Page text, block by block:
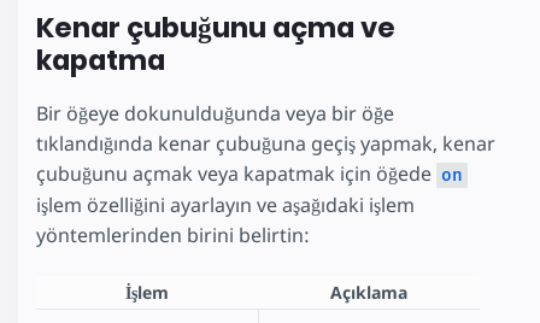
Kenar çubuğunu açma ve
kapatma
Bir öğeye dokunulduğunda veya bir öğe
tıklandığında kenar çubuğuna geçiş yapmak, kenar
çubuğunu açmak veya kapatmak için öğede on
işlem özelliğini ayarlayın ve aşağıdaki işlem
yöntemlerinden birini belirtin:
İşlem
Açıklama